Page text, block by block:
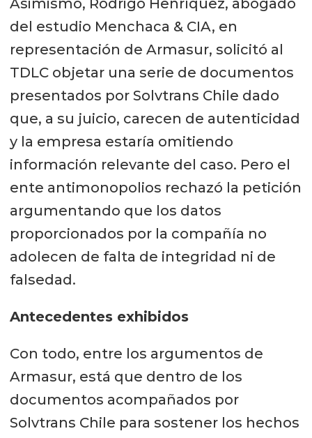
Asimismo, Rodrigo Henríquez, abogado
del estudio Menchaca & CIA, en
representación de Armasur, solicitó al
TDLC objetar una serie de documentos
presentados por Solvtrans Chile dado
que, a su juicio, carecen de autenticidad
y la empresa estaría omitiendo
información relevante del caso. Pero el
ente antimonopolios rechazó la petición
argumentando que los datos
proporcionados por la compañía no
adolecen de falta de integridad ni de
falsedad.
Antecedentes exhibidos
Con todo, entre los argumentos de
Armasur, está que dentro de los
documentos acompañados por
Solvtrans Chile para sostener los hechos